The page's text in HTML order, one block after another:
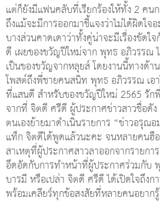
แต่ก็ยังมีแฟนคลับที่เรียกร้องให้ทั้ง 2 คน
ถึงแม้จะมีการออกมาชี้แจงว่าไม่ได้ผิดใจ
บางส่วนคาดเดาว่าทั้งคู่น่าจะมีเรื่องขัด
ดี เผยของขวัญปีใหม่จาก พุทธ อภิวรรณ
เป็นของขวัญจากหลุยส์ โดยงานนี้ทางด้
โพสต์ถึงพี่ชายคนสนิท พุทธ อภิวรรณ เอ
ที่แสนดี สำหรับของขวัญปีใหม่ 2565 รัก
จากที่ จิตดี ศรีดี ผู้ประกาศข่าวสาวชื่อดั
ตนเองย้ายมาดำเนินรายการ “ข่าวอรุ
แท็ก จิตดีได้พูดแล้วนะคะ จนหลายคนฮื
สาเหตุที่ผู้ประกาศสาวลาออกจากรายกา
อึดอัดกับการทำหน้าที่ผู้ประกาศร่วมกับ
บารมี หรือเปล่า จิตดี ศรีดี ได้เปิดใจถึง
พร้อมเคลียร์ทุกข้อสงสัยที่หลายคนอยากรู้